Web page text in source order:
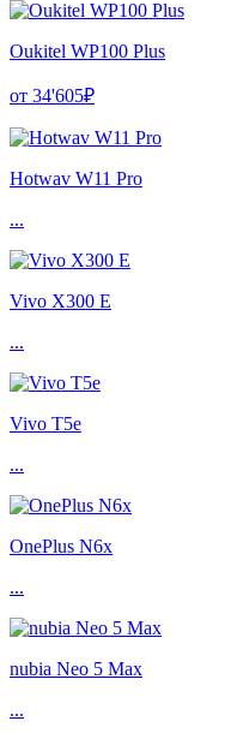
Oukitel WP100 Plus
от 34'605₽
Hotwav W11 Pro
...
Vivo X300 E
...
Vivo T5e
...
OnePlus N6x
...
nubia Neo 5 Max
...